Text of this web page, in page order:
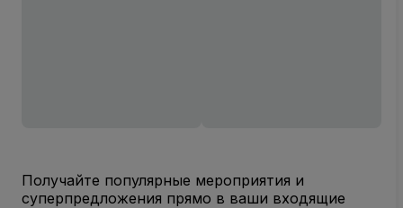
Получайте популярные мероприятия и
суперпредложения прямо в ваши входящие